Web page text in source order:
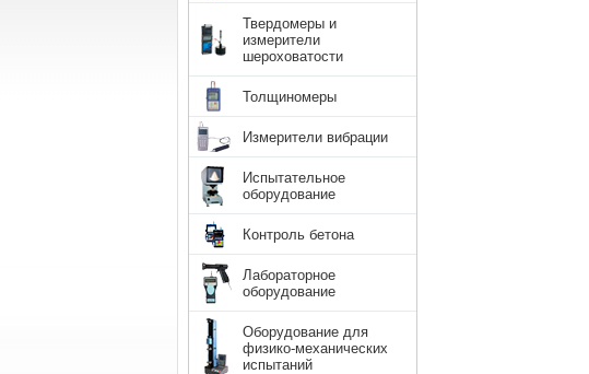
Твердомеры и
измерители
шероховатости
Толщиномеры
Измерители вибрации
Испытательное
оборудование
Контроль бетона
Лабораторное
оборудование
Оборудование для
физико-механических
испытаний